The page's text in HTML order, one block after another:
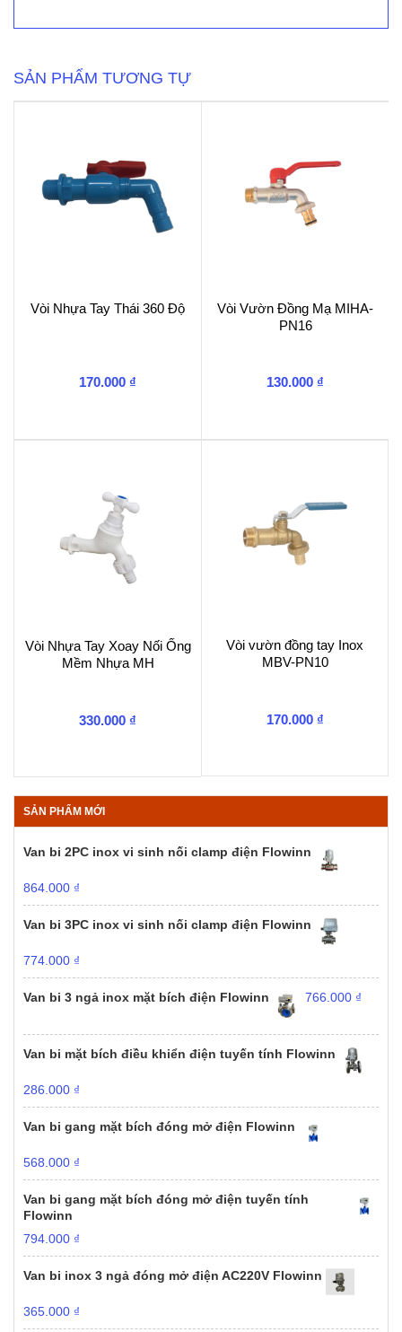
SẢN PHẨM TƯƠNG TỰ
Vòi Nhựa Tay Thái 360 Độ
170.000 ₫
Vòi Vườn Đồng Mạ MIHA-
PN16
130.000 ₫
Vòi Nhựa Tay Xoay Nối Ống
Mềm Nhựa MH
330.000 ₫
Vòi vườn đồng tay Inox
MBV-PN10
170.000 ₫
SẢN PHẨM MỚI
Van bi 2PC inox vi sinh nối clamp điện Flowinn
864.000 ₫
Van bi 3PC inox vi sinh nối clamp điện Flowinn
774.000 ₫
Van bi 3 ngả inox mặt bích điện Flowinn 766.000 ₫
Van bi mặt bích điều khiển điện tuyến tính Flowinn
286.000 ₫
Van bi gang mặt bích đóng mở điện Flowinn
568.000 ₫
Van bi gang mặt bích đóng mở điện tuyến tính
Flowinn
794.000 ₫
Van bi inox 3 ngả đóng mở điện AC220V Flowinn
365.000 ₫